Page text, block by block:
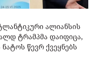
ალიანსის
ტრამპმა დაიფიცა,
წევრ ქვეყნებს